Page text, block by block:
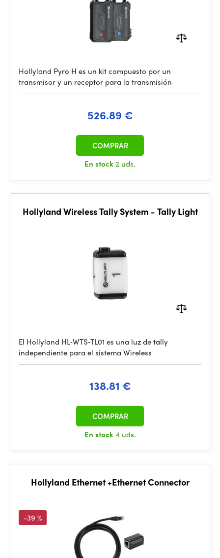
Hollyland Pyro H es un kit compuesto por un
transmisor y un receptor para la transmisión
526.89 €
En stock2 uds.
COMPRAR
Hollyland Wireless Tally System - Tally Light
El Hollyland HL‑WTS‑TL01 es una luz de tally
independiente para el sistema Wireless
138.81 €
En stock4 uds.
COMPRAR
Hollyland Ethernet +Ethernet Connector
-39 %